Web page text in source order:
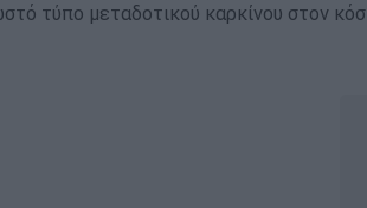
τύπο μεταδοτικού καρκίνου στον